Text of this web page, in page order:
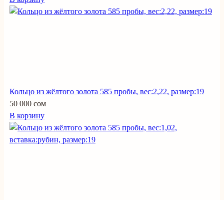
Кольцо из жёлтого золота 585 пробы, вес:2,22, размер:19
50 000 сом
В корзину